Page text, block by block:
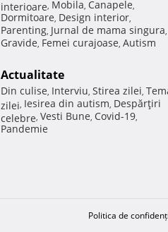
interioare, Mobila, Canapele,
Dormitoare, Design interior,
Parenting, Jurnal de mama singura,
Gravide, Femei curajoase, Autism
Actualitate
Din culise, Interviu, Stirea zilei,
zilei, Iesirea din autism, Despărţiri
celebre, Vesti Bune, Covid-19,
Pandemie
Politica de